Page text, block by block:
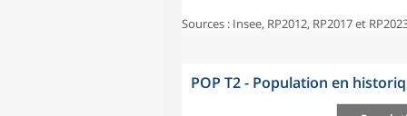
Sources : Insee, RP2012, RP2017 et
POP T2 - Population en